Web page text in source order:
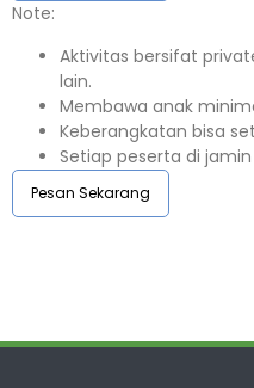
Note:⁣⁣
Aktivitas bersifat
lain.
Membawa anak
Keberangkatan bisa
Setiap peserta di jamin
Pesan Sekarang